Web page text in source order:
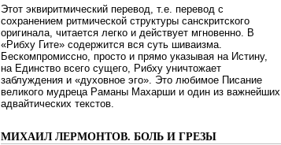
Этот эквиритмический перевод, т.е. перевод с
сохранением ритмической структуры санскритского
оригинала, читается легко и действует мгновенно. В
«Рибху Гите» содержится вся суть шиваизма.
Бескомпромиссно, просто и прямо указывая на Истину,
на Единство всего сущего, Рибху уничтожает
заблуждения и «духовное эго». Это любимое Писание
великого мудреца Раманы Махарши и один из важнейших
адвайтических текстов.
МИХАИЛ ЛЕРМОНТОВ. БОЛЬ И ГРЕЗЫ